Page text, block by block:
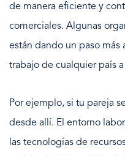
de manera eficiente y
comerciales. Algunas
están dando un paso
trabajo de cualquier país
Por ejemplo, si tu pareja
desde allí. El entorno
las tecnologías de